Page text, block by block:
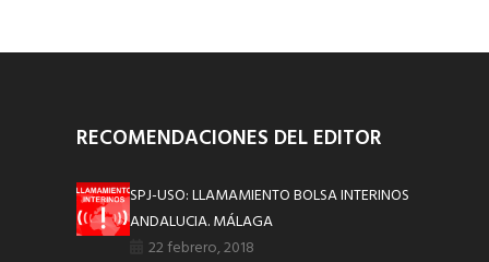
RECOMENDACIONES DEL EDITOR
SPJ-USO: LLAMAMIENTO BOLSA INTERINOS
ANDALUCIA. MÁLAGA
22 febrero, 2018